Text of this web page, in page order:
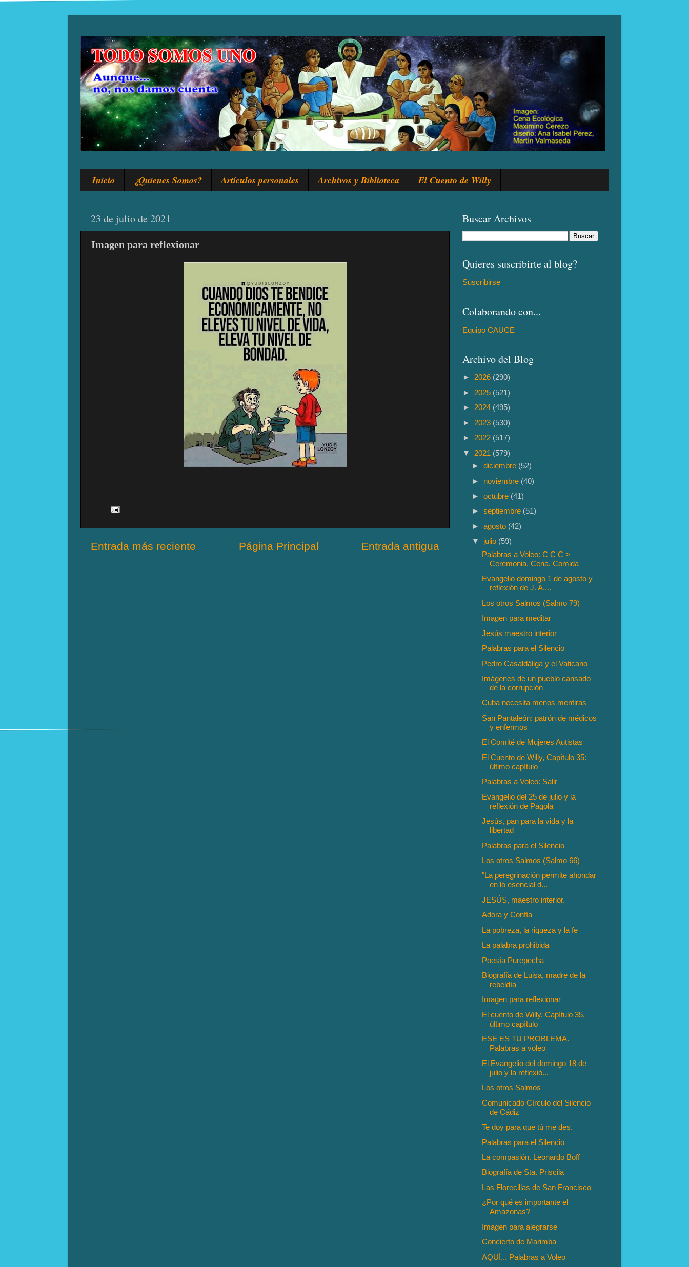
Inicio ¿Quienes Somos? Artículos personales Archivos y Biblioteca El Cuento de Willy
23 de julio de 2021
Imagen para reflexionar
Entrada más reciente Entrada antigua
Página Principal
Buscar Archivos
Quieres suscribirte al blog?
Suscribirse
Colaborando con...
Equipo CAUCE
Archivo del Blog
► 2026 (290)
► 2025 (521)
► 2024 (495)
► 2023 (530)
► 2022 (517)
▼ 2021 (579)
►diciembre (52)
► noviembre (40)
►octubre (41)
►septiembre (51)
►agosto (42)
▼ julio (59)
Palabras a Voleo: C C C >
Ceremonia, Cena, Comida
Evangelio domingo 1 de agosto y
reflexión de J. A....
Los otros Salmos (Salmo 79)
Imagen para meditar
Jesús maestro interior
Palabras para el Silencio
Pedro Casaldáliga y el Vaticano
Imágenes de un pueblo cansado
de la corrupción
Cuba necesita menos mentiras
San Pantaleón: patrón de médicos
y enfermos
El Comité de Mujeres Autistas
El Cuento de Willy, Capítulo 35:
último capítulo
Palabras a Voleo: Salir
Evangelio del 25 de julio y la
reflexión de Pagola
Jesús, pan para la vida y la
libertad
Palabras para el Silencio
Los otros Salmos (Salmo 66)
"La peregrinación permite ahondar
en lo esencial d...
JESÚS, maestro interior.
Adora y Confía
La pobreza, la riqueza y la fe
La palabra prohibida
Poesía Purepecha
Biografía de Luisa, madre de la
rebeldía
Imagen para reflexionar
El cuento de Willy, Capítulo 35,
último capítulo
ESE ES TU PROBLEMA.
Palabras a voleo
El Evangelio del domingo 18 de
julio y la reflexió...
Los otros Salmos
Comunicado Círculo del Silencio
de Cádiz
Te doy para que tú me des.
Palabras para el Silencio
La compasión. Leonardo Boff
Biografía de Sta. Priscila
Las Florecillas de San Francisco
¿Por qué es importante el
Amazonas?
Imagen para alegrarse
Concierto de Marimba
AQUÍ... Palabras a Voleo